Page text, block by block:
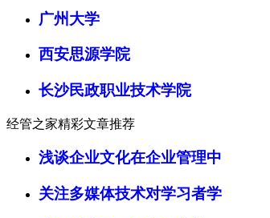
广州大学
西安思源学院
长沙民政职业技术学院
经管之家精彩文章推荐
浅谈企业文化在企业管理中
关注多媒体技术对学习者学